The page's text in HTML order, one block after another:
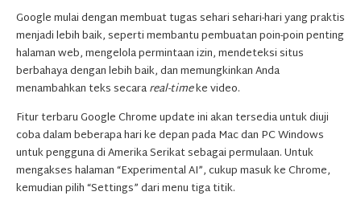
Google mulai dengan membuat tugas sehari sehari-hari yang praktis
menjadi lebih baik, seperti membantu pembuatan poin-poin penting
halaman web, mengelola permintaan izin, mendeteksi situs
berbahaya dengan lebih baik, dan memungkinkan Anda
menambahkan teks secarareal-timeke video.
Fitur terbaru Google Chrome update ini akan tersedia untuk diuji
coba dalam beberapa hari ke depan pada Mac dan PC Windows
untuk pengguna di Amerika Serikat sebagai permulaan. Untuk
mengakses halaman “Experimental AI”, cukup masuk ke Chrome,
kemudian pilih “Settings” dari menu tiga titik.